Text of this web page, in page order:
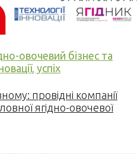
овочевий бізнес та
успіх
провідні компанії
ягідно-овочевої